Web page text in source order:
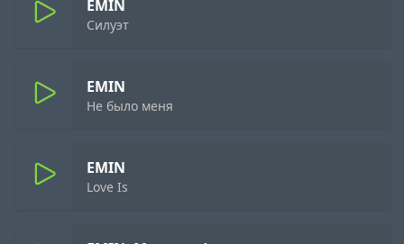
EMIN
Силуэт
EMIN
Не было меня
EMIN
Love Is